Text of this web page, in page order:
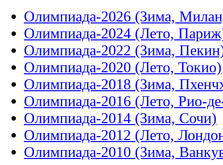
Олимпиада-2026 (Зима,
Олимпиада-2024 (Лето,
Олимпиада-2022 (Зима,
Олимпиада-2020 (Лето, Токио)
Олимпиада-2018 (Зима,
Олимпиада-2016 (Лето, Рио-
Олимпиада-2014 (Зима, Сочи)
Олимпиада-2012 (Лето,
Олимпиада-2010 (Зима,